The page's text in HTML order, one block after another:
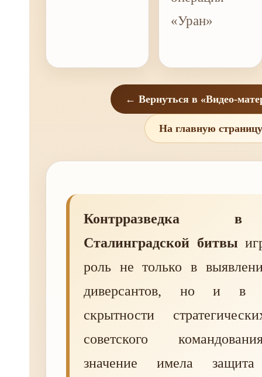
«Уран»
← Вернуться в «Видео-
На главную страницу
Контрразведка
Сталинградской битвы
роль не только в
диверсантов, но и в
скрытности
советского
значение имела защита